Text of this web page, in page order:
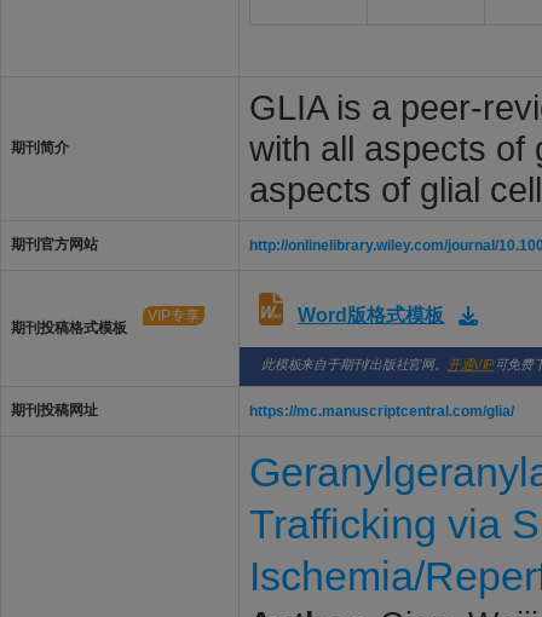
期刊简介
GLIA is a peer-
with all aspects of
aspects of glial
期刊官方网站 http://onlinelibrary.wiley.com/journal/
期刊投稿格式模板
VIP专享 Word版格式模板
此模板来自于期刊/出版社官网。 开通VIP 可免费
期刊投稿网址 https://mc.manuscriptcentral.com/glia/
Trafficking via
Ischemia/